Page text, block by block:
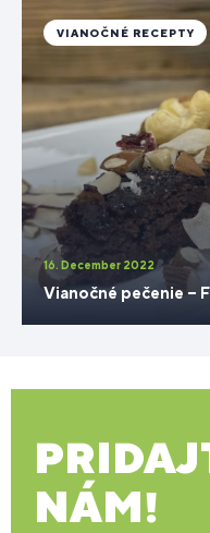
16. December 2022
Vianočné pečenie –
VIANOČNÉ RECEPTY
NÁM!